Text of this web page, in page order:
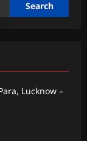
Lucknow –